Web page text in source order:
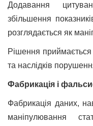
Додавання
збільшення
розглядається як
Рішення
та наслідків
Фабрикація і
Фабрикація даних,
маніпулювання